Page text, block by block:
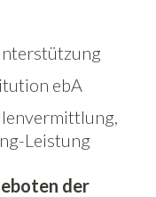
ebA
Leistung
der